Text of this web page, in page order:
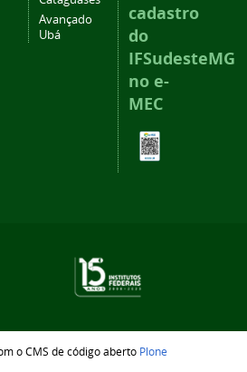
Avançado
Ubá
cadastro
do
IFSudesteMG
no e-
MEC
o CMS de código aberto Plone